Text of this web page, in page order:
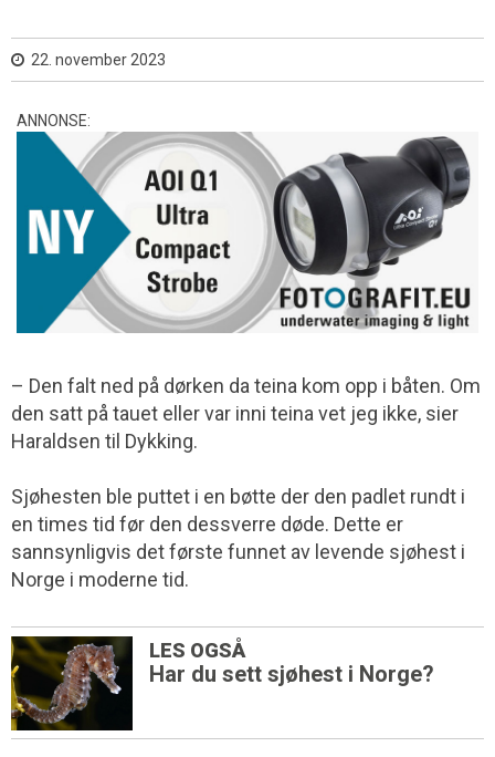
22. november 2023
ANNONSE:
– Den falt ned på dørken da teina kom opp i båten. Om
den satt på tauet eller var inni teina vet jeg ikke, sier
Haraldsen til Dykking.
Sjøhesten ble puttet i en bøtte der den padlet rundt i
en times tid før den dessverre døde. Dette er
sannsynligvis det første funnet av levende sjøhest i
Norge i moderne tid.
LES OGSÅ
Har du sett sjøhest i Norge?